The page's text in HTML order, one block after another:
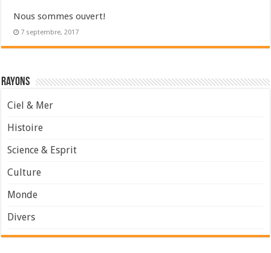
Nous sommes ouvert!
7 septembre, 2017
Rayons
Ciel & Mer
Histoire
Science & Esprit
Culture
Monde
Divers